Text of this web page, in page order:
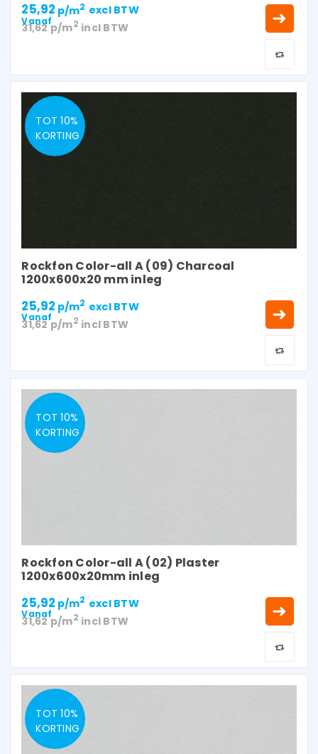
Vanaf
25,92 p/m2 excl BTW
31,62p/m2 incl BTW
TOT 10%
KORTING
Rockfon Color-all A (09) Charcoal
1200x600x20 mm inleg
Vanaf
25,92 p/m2 excl BTW
31,62p/m2 incl BTW
TOT 10%
KORTING
Rockfon Color-all A (02) Plaster
1200x600x20mm inleg
Vanaf
25,92 p/m2 excl BTW
31,62p/m2 incl BTW
TOT 10%
KORTING